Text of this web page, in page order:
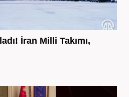
İran Milli Takımı,